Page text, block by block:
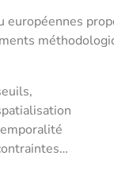
européennes